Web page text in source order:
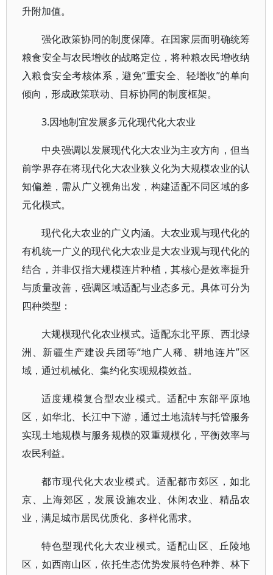
升附加值。
强化政策协同的制度保障。在国家层面明确统筹
粮食安全与农民增收的战略定位，将种粮农民增收纳
入粮食安全考核体系，避免“重安全、轻增收”的单向
倾向，形成政策联动、目标协同的制度框架。
3.因地制宜发展多元化现代化大农业
中央强调以发展现代化大农业为主攻方向，但当
前学界存在将现代化大农业狭义化为大规模农业的认
知偏差，需从广义视角出发，构建适配不同区域的多
元化模式。
现代化大农业的广义内涵。大农业观与现代化的
有机统一广义的现代化大农业是大农业观与现代化的
结合，并非仅指大规模连片种植，其核心是效率提升
与质量改善，强调区域适配与业态多元。具体可分为
四种类型：
大规模现代化农业模式。适配东北平原、西北绿
洲、新疆生产建设兵团等“地广人稀、耕地连片”区
域，通过机械化、集约化实现规模效益。
适度规模复合型农业模式。适配中东部平原地
区，如华北、长江中下游，通过土地流转与托管服务
实现土地规模与服务规模的双重规模化，平衡效率与
农民利益。
都市现代化大农业模式。适配都市郊区，如北
京、上海郊区，发展设施农业、休闲农业、精品农
业，满足城市居民优质化、多样化需求。
特色型现代化大农业模式。适配山区、丘陵地
区，如西南山区，依托生态优势发展特色种养、林下